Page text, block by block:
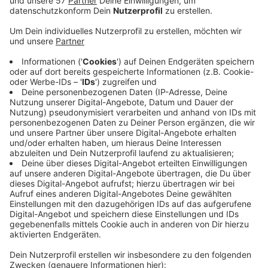
Welche Kriterien muss eine Veranstaltung erfüllen,
Katschhof steigen darf? Darum geht es am Mittwoch
unter anderem im Hauptausschuss der Stadt Aachen.
Demnach sollen neue Veranstaltungen dort nur noch
genehmigt werden, wenn diese einen lokalen Bezug
zur Stadt Aachen aufweisen, nicht kommerziell
ausgerichtet sind oder bedeutsame kulturelle
Veranstaltungen darstellen. Aktuell beantragt wurden
neben den bislang bekannten Veranstaltungen wie
dem Domspringen, dem September Special oder dem
Archimedischen Sandkasten auch ein UNICEF Fest und
eine Karnevalistenmeile.
Hintergrund der Diskussion ist ein Streit von vor knapp
vier Jahren, als die Prinzengarde ihr 111-jähriges
Jubiläum auf dem Katschhof feiern wollte und
zunächst eine Absage bekommen hatte.